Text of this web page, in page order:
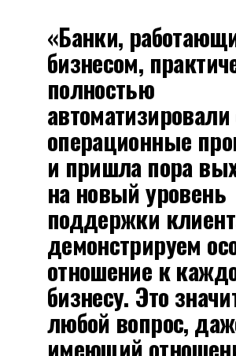
«Банки,
бизнесом,
полностью
операционные
и пришла пора
на новый уровень
поддержки
демонстрируем
отношение к
бизнесу. Это
любой вопрос,
имеющий